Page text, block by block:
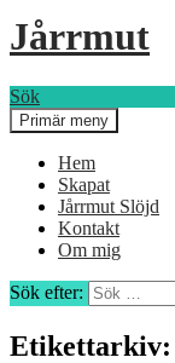
Jårrmut
Sök
Primär meny
Hem
Skapat
Jårrmut Slöjd
Kontakt
Om mig
Sök efter: